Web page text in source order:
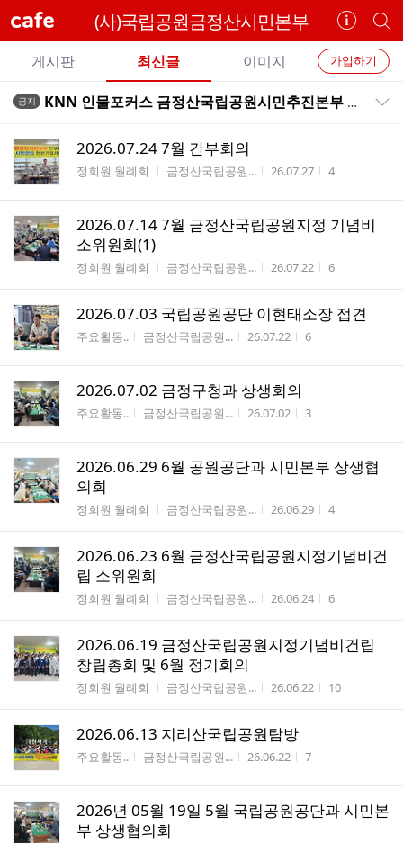
cafe (사)국립공원금정산시민본부
카
페
정
보
보
기
개
별
카
페
검
카
페
메
뉴
가입하기
게시판 최신글 이미지
전
글
트
공지 KNN 인물포커스 금정산국립공원시민추진본부 강종인대표 방송 영상
2026.07.24 7월 간부회의
게시판명
정회원 월례회 작성자
금정산국립공원... 작성시간
26.07.27 조회수
4
2026.07.14 7월 금정산국립공원지정 기념비
소위원회(1)
게시판명
정회원 월례회 작성자
금정산국립공원... 작성시간
26.07.22 조회수
6
2026.07.03 국립공원공단 이현태소장 접견
게시판명
주요활동.. 작성자
금정산국립공원... 작성시간
26.07.22 조회수
6
2026.07.02 금정구청과 상생회의
게시판명
주요활동.. 작성자
금정산국립공원... 작성시간
26.07.02 조회수
3
2026.06.29 6월 공원공단과 시민본부 상생협
의회
게시판명
정회원 월례회 작성자
금정산국립공원... 작성시간
26.06.29 조회수
4
2026.06.23 6월 금정산국립공원지정기념비건
립 소위원회
게시판명
정회원 월례회 작성자
금정산국립공원... 작성시간
26.06.24 조회수
6
2026.06.19 금정산국립공원지정기념비건립
창립총회 및 6월 정기회의
게시판명
정회원 월례회 작성자
금정산국립공원... 작성시간
26.06.22 조회수
10
2026.06.13 지리산국립공원탐방
게시판명
주요활동.. 작성자
금정산국립공원... 작성시간
26.06.22 조회수
7
2026년 05월 19일 5월 국립공원공단과 시민본
부 상생협의회